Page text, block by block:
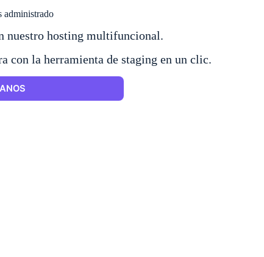
administrado
nuestro hosting multifuncional.
con la herramienta de staging en un clic.